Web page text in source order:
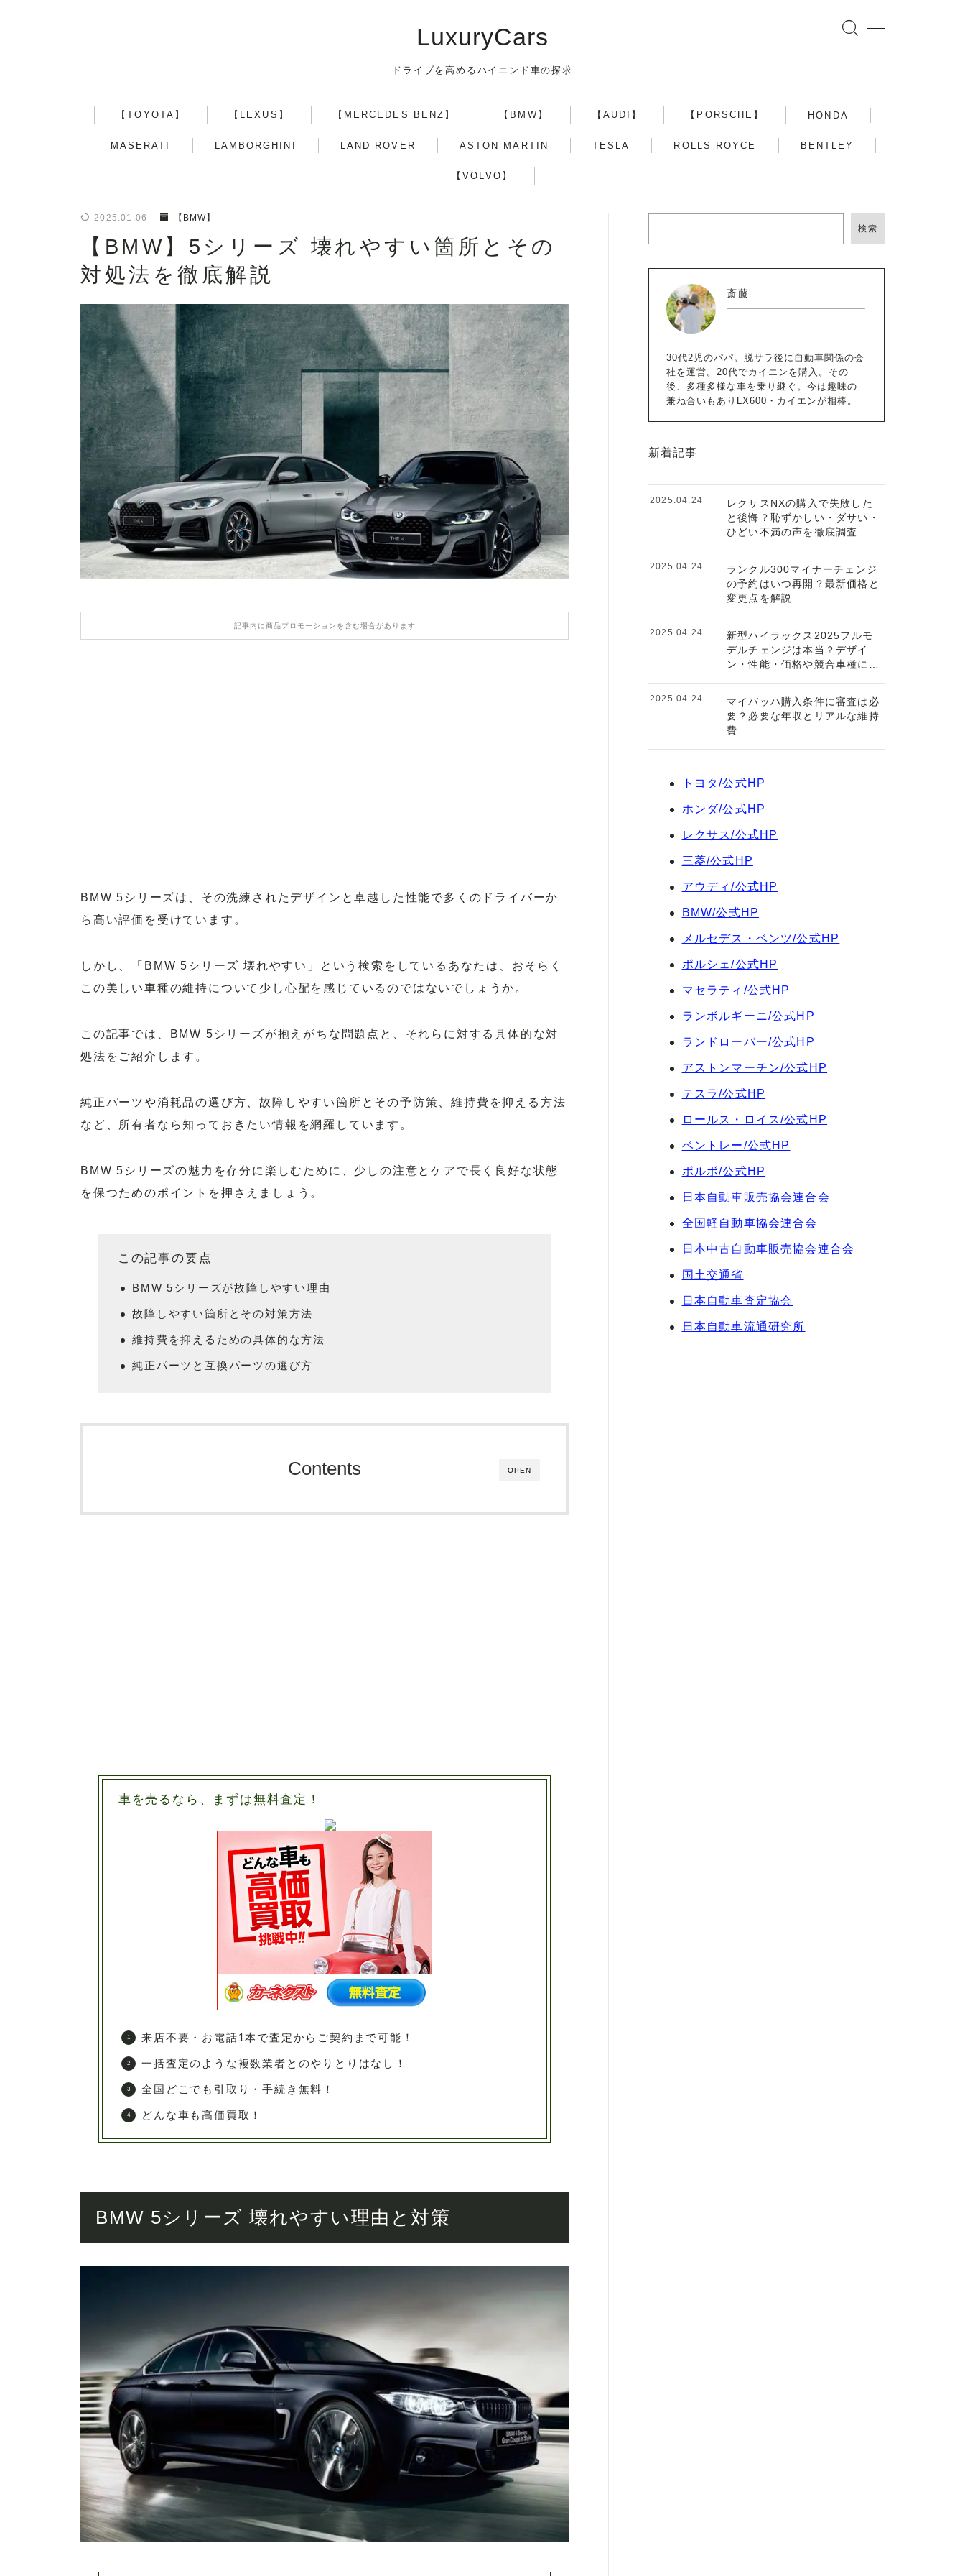
LuxuryCars
ドライブを高めるハイエンド車の探求
【TOYOTA】 【LEXUS】 【MERCEDES BENZ】 【BMW】 【AUDI】 【PORSCHE】 HONDA
MASERATI LAMBORGHINI LAND ROVER ASTON MARTIN TESLA ROLLS ROYCE BENTLEY
【VOLVO】
【TOYOTA】
【AUDI】
【PORSCHE】
HONDA
MASERATI
LAMBORGHINI
LAND ROVER
ASTON MARTIN
TESLA
2025.01.06 【BMW】
【BMW】5シリーズ 壊れやすい箇所とその
対処法を徹底解説
記事内に商品プロモーションを含む場合があります
BMW 5シリーズは、その洗練されたデザインと卓越した性能で多くのドライバーか
ら高い評価を受けています。
しかし、「BMW 5シリーズ 壊れやすい」という検索をしているあなたは、おそらく
この美しい車種の維持について少し心配を感じているのではないでしょうか。
この記事では、BMW 5シリーズが抱えがちな問題点と、それらに対する具体的な対
処法をご紹介します。
純正パーツや消耗品の選び方、故障しやすい箇所とその予防策、維持費を抑える方法
など、所有者なら知っておきたい情報を網羅しています。
BMW 5シリーズの魅力を存分に楽しむために、少しの注意とケアで長く良好な状態
を保つためのポイントを押さえましょう。
この記事の要点
BMW 5シリーズが故障しやすい理由
故障しやすい箇所とその対策方法
維持費を抑えるための具体的な方法
純正パーツと互換パーツの選び方
OPEN
Contents
車を売るなら、まずは無料査定！
来店不要・お電話1本で査定からご契約まで可能！
一括査定のような複数業者とのやりとりはなし！
全国どこでも引取り・手続き無料！
どんな車も高価買取！
BMW 5シリーズ 壊れやすい理由と対策
検索
斎藤
30代2児のパパ。脱サラ後に自動車関係の会
社を運営。20代でカイエンを購入。その
後、多種多様な車を乗り継ぐ。今は趣味の
兼ね合いもありLX600・カイエンが相棒。
新着記事
レクサスNXの購入で失敗した
と後悔？恥ずかしい・ダサい・
ひどい不満の声を徹底調査
2025.04.24
ランクル300マイナーチェンジ
の予約はいつ再開？最新価格と
変更点を解説
2025.04.24
新型ハイラックス2025フルモ
デルチェンジは本当？デザイ
ン・性能・価格や競合車種につ
2025.04.24
マイバッハ購入条件に審査は必
要？必要な年収とリアルな維持
費
2025.04.24
トヨタ/公式HP
ホンダ/公式HP
レクサス/公式HP
三菱/公式HP
アウディ/公式HP
BMW/公式HP
メルセデス・ベンツ/公式HP
ポルシェ/公式HP
マセラティ/公式HP
ランボルギーニ/公式HP
ランドローバー/公式HP
アストンマーチン/公式HP
テスラ/公式HP
ロールス・ロイス/公式HP
ベントレー/公式HP
ボルボ/公式HP
日本自動車販売協会連合会
全国軽自動車協会連合会
日本中古自動車販売協会連合会
国土交通省
日本自動車査定協会
日本自動車流通研究所